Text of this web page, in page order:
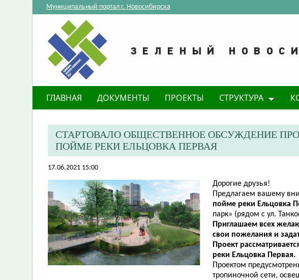
Муниципальный портал г. Новосибирска
ГЛАВНАЯ ДОКУМЕНТЫ ПРОЕКТЫ СТРУКТУРА
СТАРТОВАЛО ОБЩЕСТВЕННОЕ ОБСУЖДЕНИЕ
ПОЙМЕ РЕКИ ЕЛЬЦОВКА ПЕРВАЯ
17.06.2021 15:00
Дорогие друзья!
Предлагаем вашему
пойме реки Ельцовка
парк» (рядом с ул.
Приглашаем всех
свои пожелания и
Проект
реки Ельцовка Первая.
Проектом
тропиночной сети,